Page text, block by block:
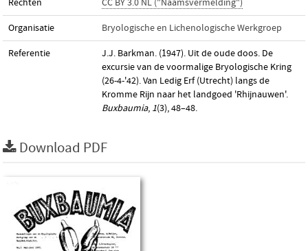
Rechten CC BY 3.0 NL ("Naamsvermelding")
Organisatie Bryologische en Lichenologische Werkgroep
Referentie
J.J. Barkman. (1947). Uit de oude doos. De
excursie van de voormalige Bryologische Kring
(26-4-'42). Van Ledig Erf (Utrecht) langs de
Kromme Rijn naar het landgoed 'Rhijnauwen'.
Buxbaumia, 1(3), 48–48.
Download PDF